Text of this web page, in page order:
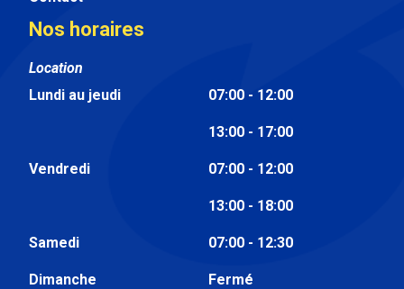
Nos horaires
Location
Lundi au jeudi
07:00 - 12:00
13:00 - 17:00
Vendredi 07:00 - 12:00
13:00 - 18:00
Samedi 07:00 - 12:30
Dimanche Fermé